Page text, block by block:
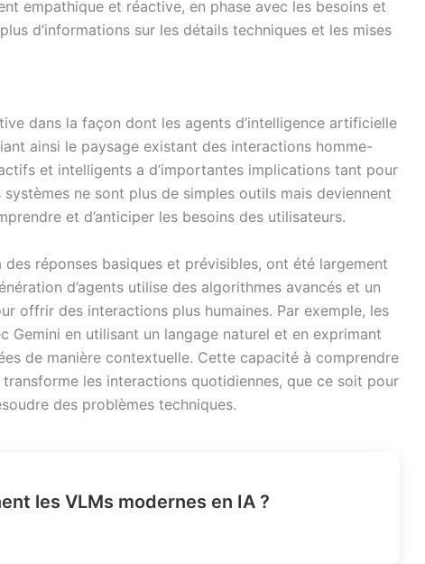
empathique et réactive, en phase avec les besoins et
d’informations sur les détails techniques et les mises
dans la façon dont les agents d’intelligence artificielle
ainsi le paysage existant des interactions homme-
et intelligents a d’importantes implications tant pour
ne sont plus de simples outils mais deviennent
et d’anticiper les besoins des utilisateurs.
réponses basiques et prévisibles, ont été largement
d’agents utilise des algorithmes avancés et un
offrir des interactions plus humaines. Par exemple, les
Gemini en utilisant un langage naturel et en exprimant
de manière contextuelle. Cette capacité à comprendre
les interactions quotidiennes, que ce soit pour
des problèmes techniques.
les VLMs modernes en IA ?